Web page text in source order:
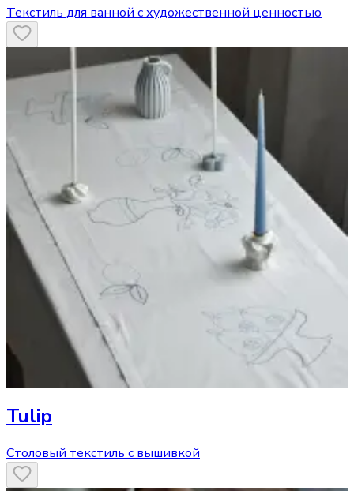
Текстиль для ванной с художественной ценностью
Tulip
Столовый текстиль с вышивкой